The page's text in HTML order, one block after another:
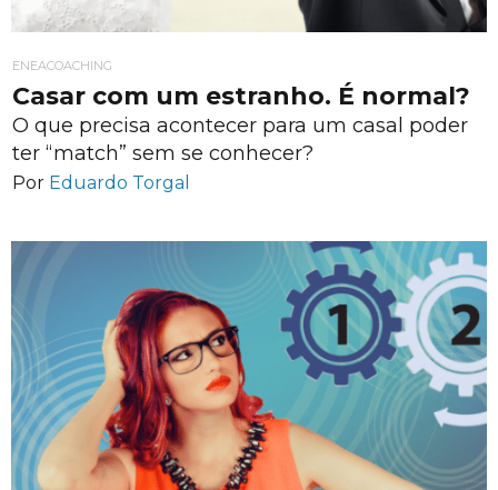
ENEACOACHING
Casar com um estranho. É normal?
O que precisa acontecer para um casal poder
ter “match” sem se conhecer?
Por Eduardo Torgal